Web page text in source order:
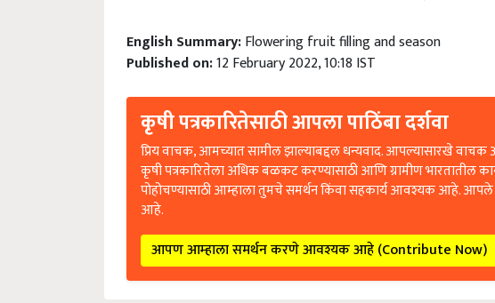
English Summary: Flowering fruit filling and season
Published on:12 February 2022, 10:18 IST
कृषी पत्रकारितेसाठी आपला पाठिंबा दर्शवा
प्रिय वाचक, आमच्यात सामील झाल्याबद्दल धन्यवाद. आपल्यासारखे वाचक
कृषी पत्रकारितेला अधिक बळकट करण्यासाठी आणि ग्रामीण भारतातील
पोहोचण्यासाठी आम्हाला तुमचे समर्थन किंवा सहकार्य आवश्यक आहे. आपले
आहे.
आपण आम्हाला समर्थन करणे आवश्यक आहे (Contribute Now)